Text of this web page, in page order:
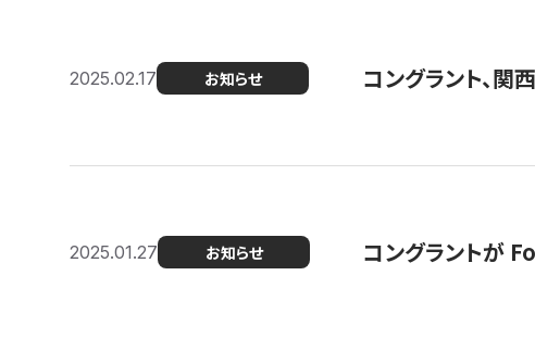
2025.02.17 お知らせ コングラント、
2025.01.27 お知らせ コングラントが